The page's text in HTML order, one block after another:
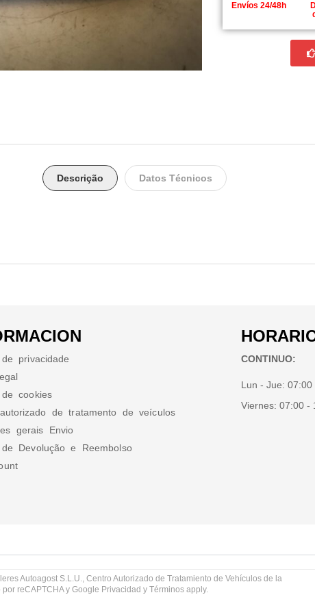
Envíos 24/48h
Descrição Datos Técnicos
privacidade
cookies
de tratamento de veículos
gerais Envio
Devolução e Reembolso
CONTINUO:
Lun - Jue:07:00
Viernes:07:00 -
Autoagost S.L.U., Centro Autorizado de Tratamiento de Vehículos de la
reCAPTCHA y Google Privacidad y Términos apply.